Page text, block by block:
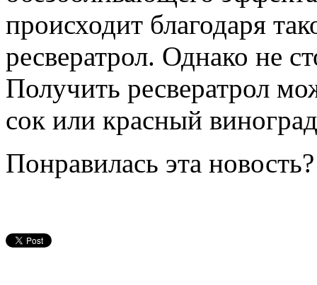
происходит благодаря
ресвератрол. Однако не
Получить ресвератрол
сок или красный
Понравилась эта